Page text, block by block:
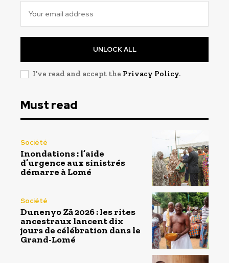
UNLOCK ALL
I've read and accept the Privacy Policy.
Must read
Société
Inondations : l’aide
d’urgence aux sinistrés
démarre à Lomé
Société
Dunenyo Zā 2026 : les rites
ancestraux lancent dix
jours de célébration dans le
Grand-Lomé